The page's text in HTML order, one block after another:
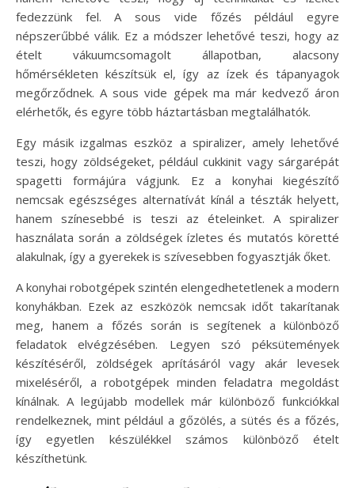
fedezzünk fel. A sous vide főzés például egyre
népszerűbbé válik. Ez a módszer lehetővé teszi, hogy az
ételt vákuumcsomagolt állapotban, alacsony
hőmérsékleten készítsük el, így az ízek és tápanyagok
megőrződnek. A sous vide gépek ma már kedvező áron
elérhetők, és egyre több háztartásban megtalálhatók.
Egy másik izgalmas eszköz a spiralizer, amely lehetővé
teszi, hogy zöldségeket, például cukkinit vagy sárgarépát
spagetti formájúra vágjunk. Ez a konyhai kiegészítő
nemcsak egészséges alternatívát kínál a tészták helyett,
hanem színesebbé is teszi az ételeinket. A spiralizer
használata során a zöldségek ízletes és mutatós köretté
alakulnak, így a gyerekek is szívesebben fogyasztják őket.
A konyhai robotgépek szintén elengedhetetlenek a modern
konyhákban. Ezek az eszközök nemcsak időt takarítanak
meg, hanem a főzés során is segítenek a különböző
feladatok elvégzésében. Legyen szó péksütemények
készítéséről, zöldségek aprításáról vagy akár levesek
mixeléséről, a robotgépek minden feladatra megoldást
kínálnak. A legújabb modellek már különböző funkciókkal
rendelkeznek, mint például a gőzölés, a sütés és a főzés,
így egyetlen készülékkel számos különböző ételt
készíthetünk.